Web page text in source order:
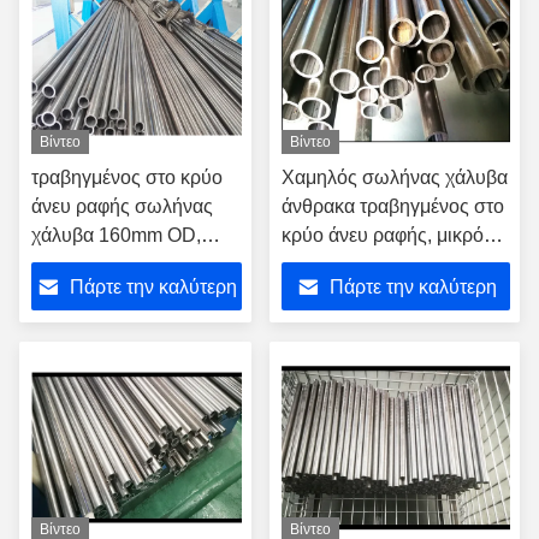
Βίντεο
τραβηγμένος στο κρύο
άνευ ραφής σωλήνας
χάλυβα 160mm OD,
σωλήνας χάλυβα
ακρίβειας ποδηλάτων
Πάρτε την καλύτερη
Βίντεο
Χαμηλός σωλήνας χάλυβα
άνθρακα τραβηγμένος στο
κρύο άνευ ραφής, μικρός
σωλήνας χάλυβα πάχους
τοίχων 2.5mm
Πάρτε την καλύτερη
Βίντεο Βίντεο